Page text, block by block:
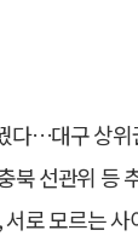
시 지원 전략 '격랑' 속
관위 등 추가 압
르는 사이였다…